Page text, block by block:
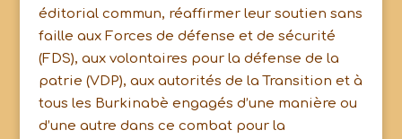
éditorial commun, réaffirmer leur soutien sans
faille aux Forces de défense et de sécurité
(FDS), aux volontaires pour la défense de la
patrie (VDP), aux autorités de la Transition et à
tous les Burkinabè engagés d’une manière ou
d’une autre dans ce combat pour la